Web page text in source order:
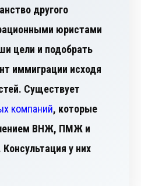
другого
юристами
цели и подобрать
иммиграции исходя
из ваших возможностей. Существует
компаний, которые
ВНЖ, ПМЖ и
у них